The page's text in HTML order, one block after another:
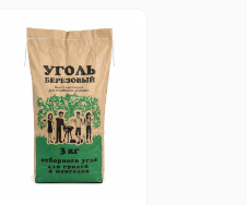
уголь:
древесным углем,
приготовления
удобнее.